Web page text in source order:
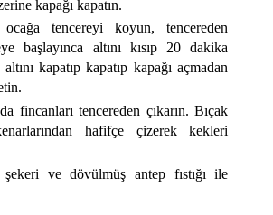
kapağı kapatın.
tencereyi koyun, tencereden
başlayınca altını kısıp 20 dakika
kapatıp kapatıp kapağı açmadan
fincanları tencereden çıkarın. Bıçak
hafifçe çizerek kekleri
ve dövülmüş antep fıstığı ile